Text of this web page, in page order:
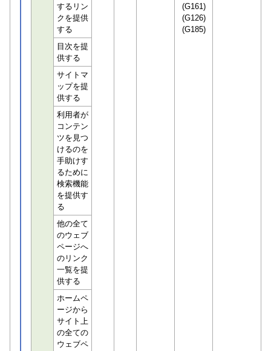
するリン
クを提供
する
(G161)
(G126)
(G185)
目次を提
供する
サイトマ
ップを提
供する
利用者が
コンテン
ツを見つ
けるのを
手助けす
るために
検索機能
を提供す
る
他の全て
のウェブ
ページへ
のリンク
一覧を提
供する
ホームペ
ージから
サイト上
の全ての
ウェブペ